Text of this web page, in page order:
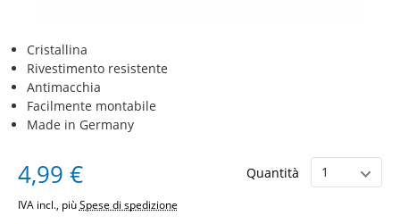
Cristallina
Rivestimento resistente
Antimacchia
Facilmente montabile
Made in Germany
4,99 € Quantità
IVA incl., piùSpese di spedizione